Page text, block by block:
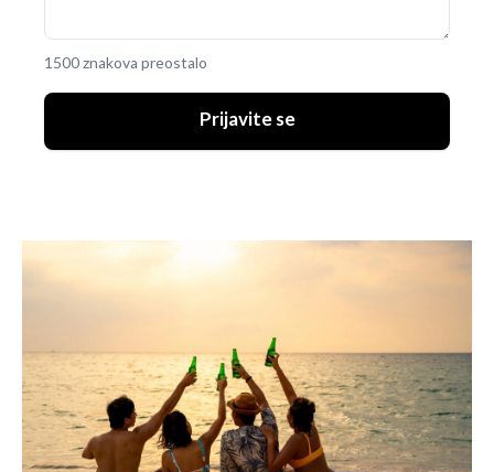
1500 znakova preostalo
Prijavite se